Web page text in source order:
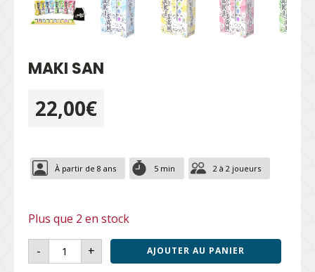
MAKI SAN
22,00€
À partir de 8 ans 5 min 2 à 2 joueurs
Plus que 2 en stock
- quantité
MAKI
+ AJOUTER AU PANIER